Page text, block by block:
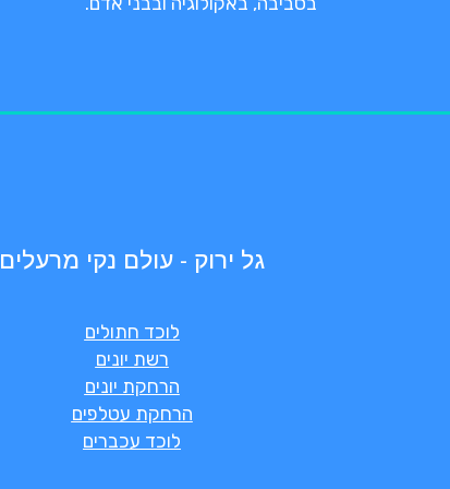
גל ירוק - עולם נקי מרעלים
לוכד חתולים
רשת יונים
הרחקת יונים
הרחקת עטלפים
לוכד עכברים